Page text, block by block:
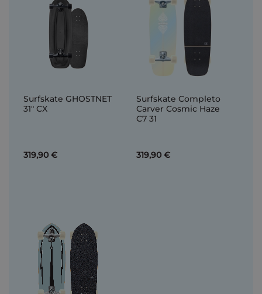
Surfskate GHOSTNET
31" CX
319,90 €
Surfskate Completo
Carver Cosmic Haze
C7 31
319,90 €